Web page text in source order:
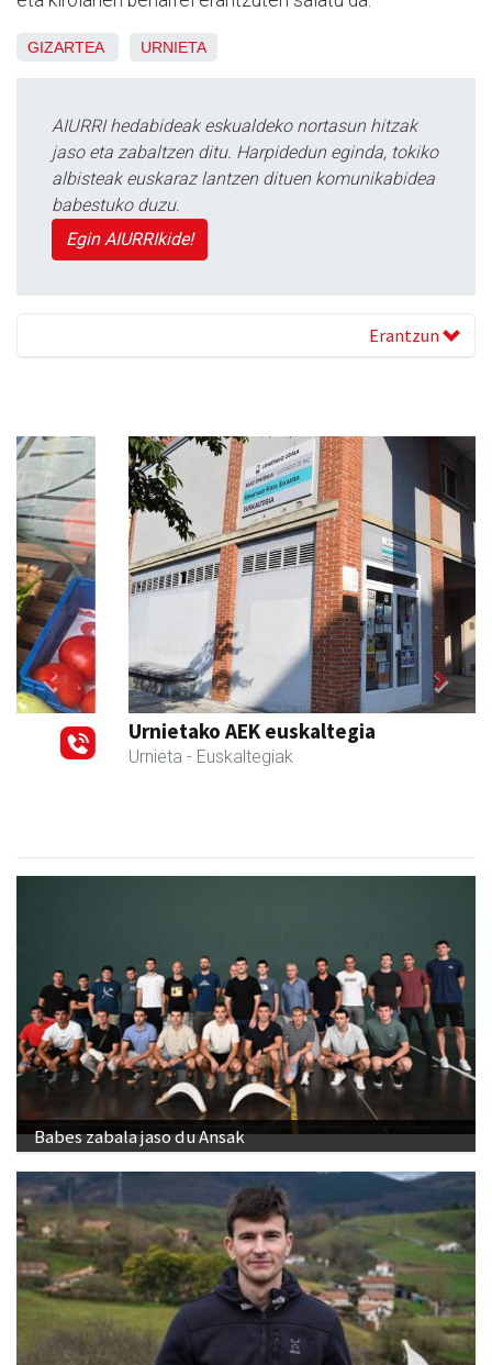
GIZARTEA URNIETA
AIURRI hedabideak eskualdeko nortasun hitzak
jaso eta zabaltzen ditu. Harpidedun eginda, tokiko
albisteak euskaraz lantzen dituen komunikabidea
babestuko duzu.
Egin AIURRIkide!
Erantzun
Urnietako AEK euskaltegia
Urnieta - Euskaltegiak
Previous Next
Babes zabala jaso du Ansak